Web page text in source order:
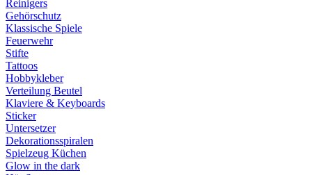
Reinigers
Gehörschutz
Klassische Spiele
Feuerwehr
Stifte
Tattoos
Hobbykleber
Verteilung Beutel
Klaviere & Keyboards
Sticker
Untersetzer
Dekorationsspiralen
Spielzeug Küchen
Glow in the dark